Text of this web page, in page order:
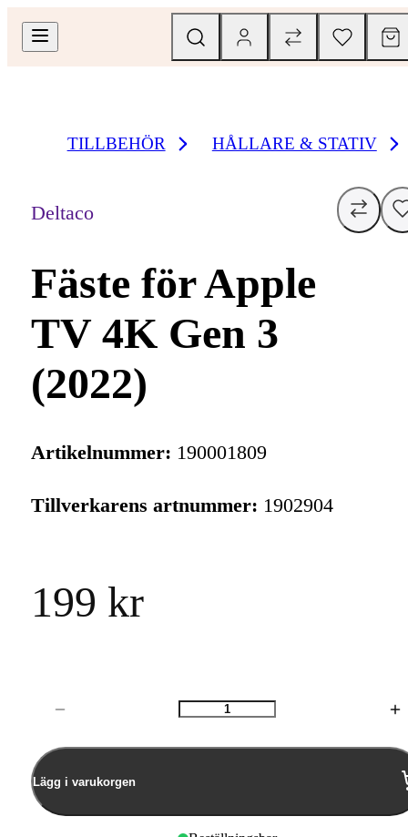
TILLBEHÖR HÅLLARE & STATIV
Deltaco
Fäste för Apple
TV 4K Gen 3
(2022)
Artikelnummer: 190001809
Tillverkarens artnummer: 1902904
199 kr
Antal
Lägg i varukorgen